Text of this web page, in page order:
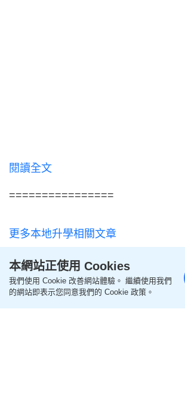
閱讀全文
================
更多本地升學相關文章
即likeOh爸媽FB，緊貼一手親子資訊
本網站正使用 Cookies
我們使用 Cookie 改善網站體驗。 繼續使用我們
的網站即表示您同意我們的 Cookie 政策。